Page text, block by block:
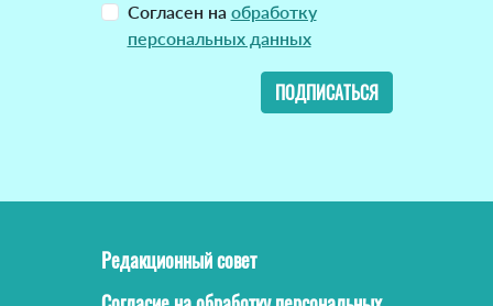
Согласен на обработку
персональных данных
ПОДПИСАТЬСЯ
Редакционный совет